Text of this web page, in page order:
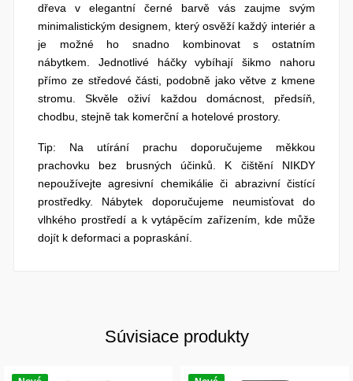
dřeva v elegantní černé barvě vás zaujme svým
minimalistickým designem, který osvěží každý interiér a
je možné ho snadno kombinovat s ostatním
nábytkem. Jednotlivé háčky vybíhají šikmo nahoru
přímo ze středové části, podobně jako větve z kmene
stromu. Skvěle oživí každou domácnost, předsíň,
chodbu, stejně tak komerční a hotelové prostory.
Tip: Na utírání prachu doporučujeme měkkou
prachovku bez brusných účinků. K čištění NIKDY
nepoužívejte agresivní chemikálie či abrazivní čistící
prostředky. Nábytek doporučujeme neumisťovat do
vlhkého prostředí a k vytápěcím zařízením, kde může
dojít k deformaci a popraskání.
Súvisiace produkty